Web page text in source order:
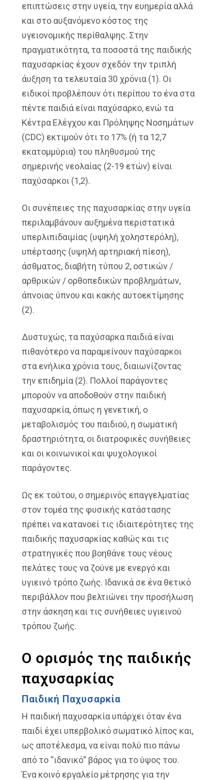
επιπτώσεις στην υγεία, την ευημερία αλλά
και στο αυξανόμενο κόστος της
υγειονομικής περίθαλψης. Στην
πραγματικότητα, τα ποσοστά της παιδικής
παχυσαρκίας έχουν σχεδόν την τριπλή
άυξηση τα τελευταία 30 χρόνια (1). Οι
ειδικοί προβλέπουν ότι περίπου το ένα στα
πέντε παιδιά είναι παχύσαρκο, ενώ τα
Κέντρα Ελέγχου και Πρόληψης Νοσημάτων
(CDC) εκτιμούν ότι το 17% (ή τα 12,7
εκατομμύρια) του πληθυσμού της
σημερινής νεολαίας (2-19 ετών) είναι
παχύσαρκοι (1,2).
Οι συνέπειες της παχυσαρκίας στην υγεία
περιλαμβάνουν αυξημένα περιστατικά
υπερλιπιδαιμίας (υψηλή χοληστερόλη),
υπέρτασης (υψηλή αρτηριακή πίεση),
άσθματος, διαβήτη τύπου 2, οστικών /
αρθρικών / ορθοπεδικών προβλημάτων,
άπνοιας ύπνου και κακής αυτοεκτίμησης
(2).
Δυστυχώς, τα παχύσαρκα παιδιά είναι
πιθανότερο να παραμείνουν παχύσαρκοι
στα ενήλικα χρόνια τους, διαιωνίζοντας
την επιδημία (2). Πολλοί παράγοντες
μπορούν να αποδοθούν στην παιδική
παχυσαρκία, όπως η γενετική, ο
μεταβολισμός του παιδιού, η σωματική
δραστηριότητα, οι διατροφικές συνήθειες
και οι κοινωνικοί και ψυχολογικοί
παράγοντες.
Ως εκ τούτου, ο σημερινός επαγγελματίας
στον τομέα της φυσικής κατάστασης
πρέπει να κατανοεί τις ιδιαιτερότητες της
παιδικής παχυσαρκίας καθώς και τις
στρατηγικές που βοηθάνε τους νέους
πελάτες τους να ζούνε με ενεργό και
υγιεινό τρόπο ζωής. Ιδανικά σε ένα θετικό
περιβάλλον που βελτιώνει την προσήλωση
στην άσκηση και τις συνήθειες υγιεινού
τρόπου ζωής.
Ο ορισμός της παιδικής
παχυσαρκίας
Παιδική Παχυσαρκία
Η παιδική παχυσαρκία υπάρχει όταν ένα
παιδί έχει υπερβολικό σωματικό λίπος και,
ως αποτέλεσμα, να είναι πολύ πιο πάνω
από το “ιδανικό” βάρος για το ύψος του.
Ένα κοινό εργαλείο μέτρησης για την